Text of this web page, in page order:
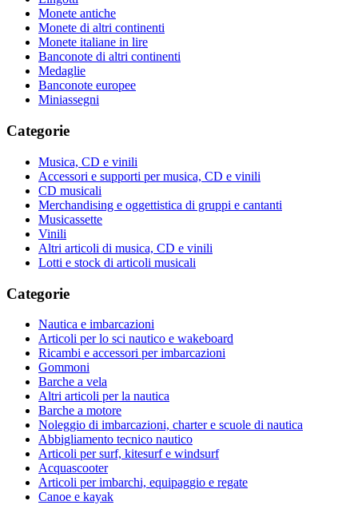
Monete antiche
Monete di altri continenti
Monete italiane in lire
Banconote di altri continenti
Medaglie
Banconote europee
Miniassegni
Categorie
Musica, CD e vinili
Accessori e supporti per musica, CD e vinili
CD musicali
Merchandising e oggettistica di gruppi e cantanti
Musicassette
Vinili
Altri articoli di musica, CD e vinili
Lotti e stock di articoli musicali
Categorie
Nautica e imbarcazioni
Articoli per lo sci nautico e wakeboard
Ricambi e accessori per imbarcazioni
Gommoni
Barche a vela
Altri articoli per la nautica
Barche a motore
Noleggio di imbarcazioni, charter e scuole di nautica
Abbigliamento tecnico nautico
Articoli per surf, kitesurf e windsurf
Acquascooter
Articoli per imbarchi, equipaggio e regate
Canoe e kayak